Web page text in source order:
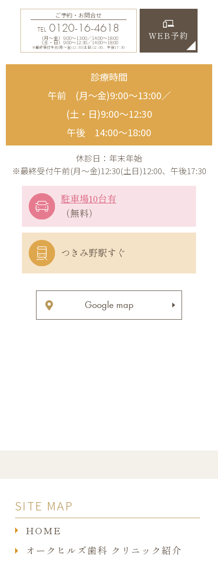
ご予約・お問合せ
TEL 0120-16-4618
（月〜金）9:00〜13:00／14:00〜18:00
（土・日）9:00〜12:30／14:00〜18:00
※最終受付午前(月～金)12:30(土日)12:00、午後17:30
WEB予約
診療時間
午前 (月〜金)9:00〜13:00／
(土・日)9:00〜12:30
午後 14:00〜18:00
休診日：年末年始
※最終受付午前(月～金)12:30(土日)12:00、午後17:30
駐車場10台有
（無料）
つきみ野駅すぐ
Google map
SITE MAP
HOME
オークヒルズ歯科 クリニック紹介